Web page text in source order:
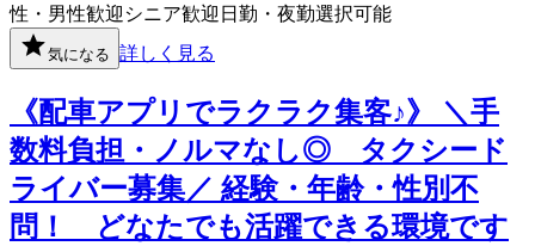
性・男性歓迎 シニア歓迎 日勤・夜勤選択可能
気になる 詳しく見る
《配車アプリでラクラク集客♪》 ＼手
数料負担・ノルマなし◎ タクシード
ライバー募集／ 経験・年齢・性別不
問！ どなたでも活躍できる環境です